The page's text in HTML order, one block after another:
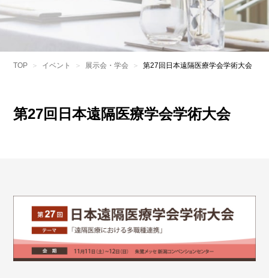
TOP イベント 展示会・学会 第27回日本遠隔医療学会学術大会
第27回日本遠隔医療学会学術大会